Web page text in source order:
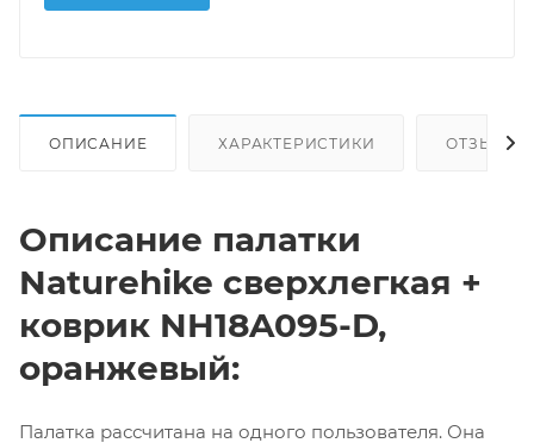
ОПИСАНИЕ ХАРАКТЕРИСТИКИ ОТЗЫВЫ
Описание палатки
Naturehike сверхлегкая +
коврик NH18A095-D,
оранжевый:
Палатка рассчитана на одного пользователя. Она